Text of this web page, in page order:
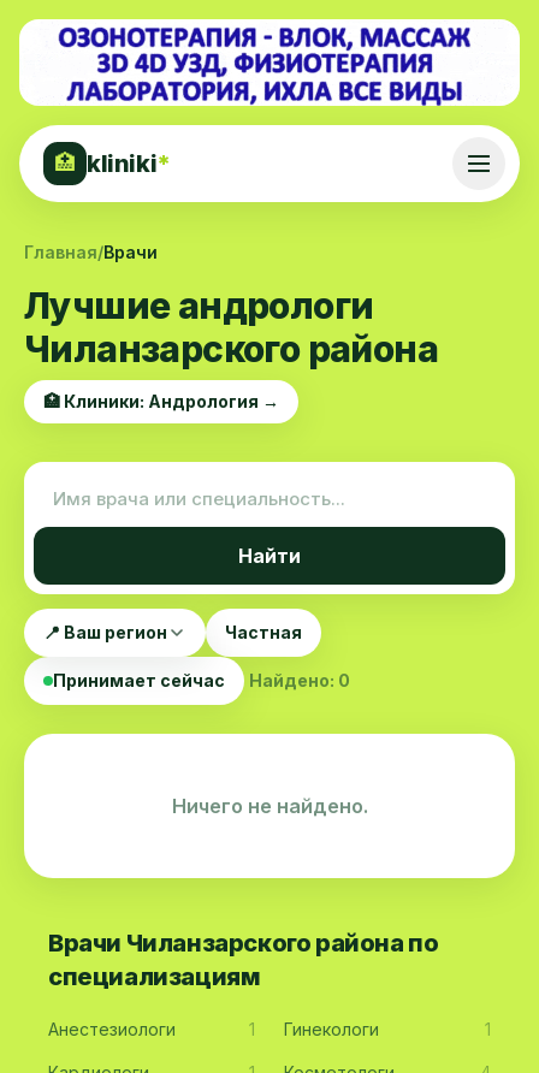
🏥 kliniki*
Главная/Врачи
Лучшие андрологи
Чиланзарского района
🏥 Клиники: Андрология →
Найти
📍 Ваш регион Частная
Принимает сейчас Найдено: 0
Ничего не найдено.
Врачи Чиланзарского района по
специализациям
Анестезиологи 1 Гинекологи 1